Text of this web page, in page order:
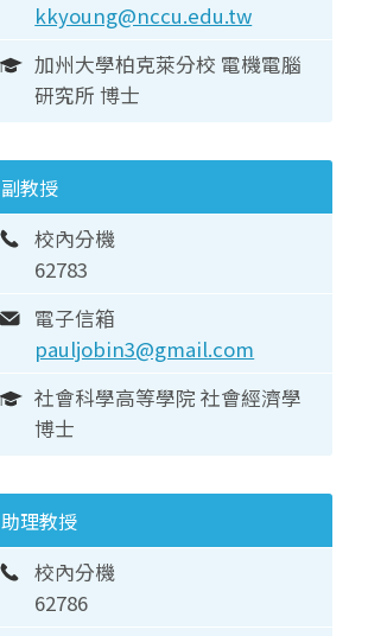
kkyoung@nccu.edu.tw
加州大學柏克萊分校 電機電腦
研究所 博士
副教授
校內分機
62783
電子信箱
pauljobin3@gmail.com
社會科學高等學院 社會經濟學
博士
助理教授
校內分機
62786